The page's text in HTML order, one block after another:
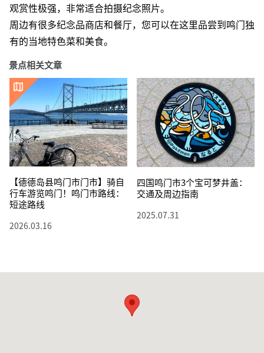
观赏性极强，非常适合拍摄纪念照片。
周边有很多纪念品商店和餐厅，您可以在这里品尝到鸣门独
有的当地特色菜和美食。
景点相关文章
【德德岛县鸣门市门市】骑自
行车游览鸣门！鸣门市路线：
短途路线
2026.03.16
四国鸣门市3个宝可梦井盖：
交通及周边指南
2025.07.31